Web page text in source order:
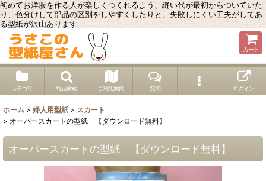
初めてお洋服を作る人が楽しくつくれるよう、縫い代が最初からついていた
り、色分けして部品の区別をしやすくしたりと、失敗しにくい工夫がしてあ
る型紙が沢山あります
カート
カテゴリ 商品検索 ご利用案内 質問 ログイン
ホーム > 婦人用型紙 > スカート
> オーバースカートの型紙 【ダウンロード無料】
オーバースカートの型紙 【ダウンロード無料】